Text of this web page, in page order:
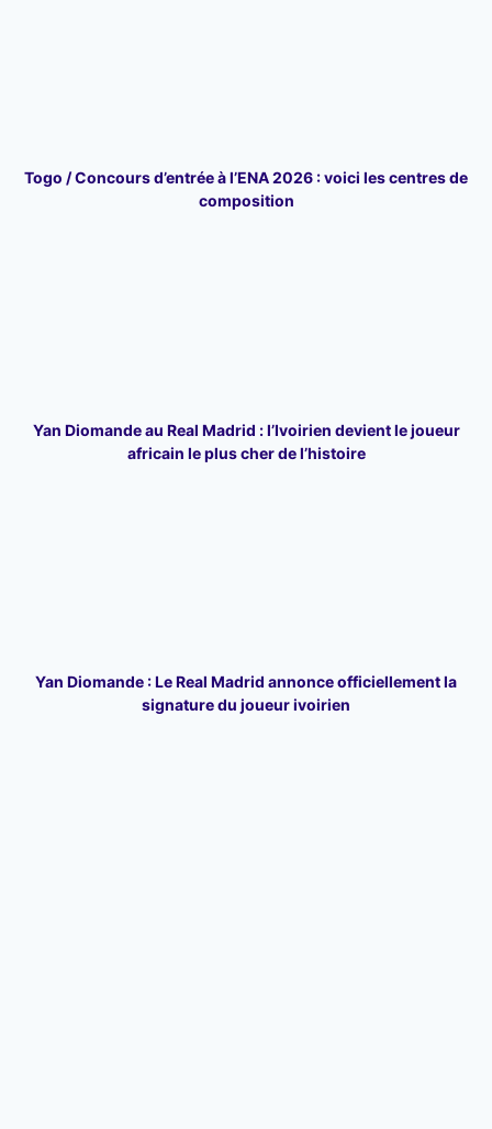
Togo / Concours d’entrée à l’ENA 2026 : voici les centres de
composition
Yan Diomande au Real Madrid : l’Ivoirien devient le joueur
africain le plus cher de l’histoire
Yan Diomande : Le Real Madrid annonce officiellement la
signature du joueur ivoirien